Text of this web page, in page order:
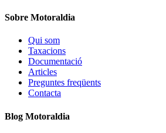
Sobre Motoraldia
Qui som
Taxacions
Documentació
Articles
Preguntes freqüents
Contacta
Blog Motoraldia